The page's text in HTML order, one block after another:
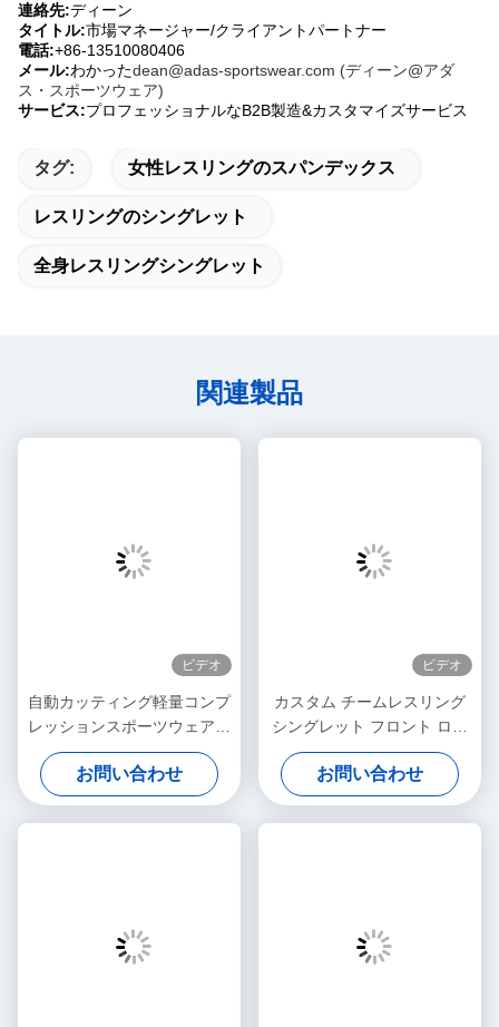
連絡先:ディーン
タイトル:市場マネージャー/クライアントパートナー
電話:+86-13510080406
メール:わかったdean@adas-sportswear.com (ディーン@アダ
ス・スポーツウェア)
サービス:プロフェッショナルなB2B製造&カスタマイズサービス
タグ: 女性レスリングのスパンデックス
レスリングのシングレット
全身レスリングシングレット
関連製品
ビデオ
自動カッティング軽量コンプ
レッションスポーツウェア付
きカスタム昇華スパンデック
スポリエステルレスリングシ
ングレット
お問い合わせ
ビデオ
カスタム チームレスリング
シングレット フロント ロゴ
パーソナライズド プリント
ストレッチ 迅速 乾燥 軽量 ス
パンデックス素材
お問い合わせ